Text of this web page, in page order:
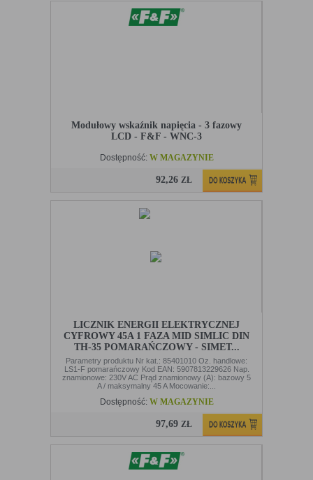
Modułowy wskaźnik napięcia - 3 fazowy
LCD - F&F - WNC-3
Dostępność: W MAGAZYNIE
92,26 ZŁ
LICZNIK ENERGII ELEKTRYCZNEJ
CYFROWY 45A 1 FAZA MID SIMLIC DIN
TH-35 POMARAŃCZOWY - SIMET...
Parametry produktu Nr kat.: 85401010 Oz. handlowe:
LS1-F pomarańczowy Kod EAN: 5907813229626 Nap.
znamionowe: 230V AC Prąd znamionowy (A): bazowy 5
A / maksymalny 45 A Mocowanie:...
Dostępność: W MAGAZYNIE
97,69 ZŁ